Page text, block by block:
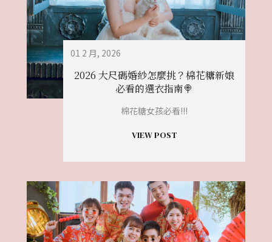
01 2 月, 2026
2026 大尺碼婚紗怎麼挑？棉花糖新娘
必看的選衣指南🍭
棉花糖女孩必看!!!
VIEW POST